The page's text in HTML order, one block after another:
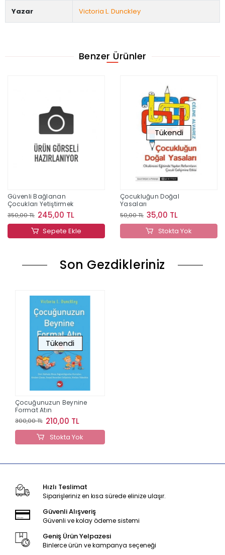
Yazar Victoria L. Dunckley
Benzer Ürünler
Güvenli Bağlanan
Çocukları Yetiştirmek
350,00 TL 245,00 TL
Sepete Ekle
Tükendi
Çocukluğun Doğal
Yasaları
50,00 TL 35,00 TL
Stokta Yok
Son Gezdikleriniz
Tükendi
Çocuğunuzun Beynine
Format Atın
300,00 TL 210,00 TL
Stokta Yok
Hızlı Teslimat
Siparişleriniz en kısa sürede elinize ulaşır.
Güvenli Alışveriş
Güvenli ve kolay ödeme sistemi
Geniş Ürün Yelpazesi
Binlerce ürün ve kampanya seçeneği